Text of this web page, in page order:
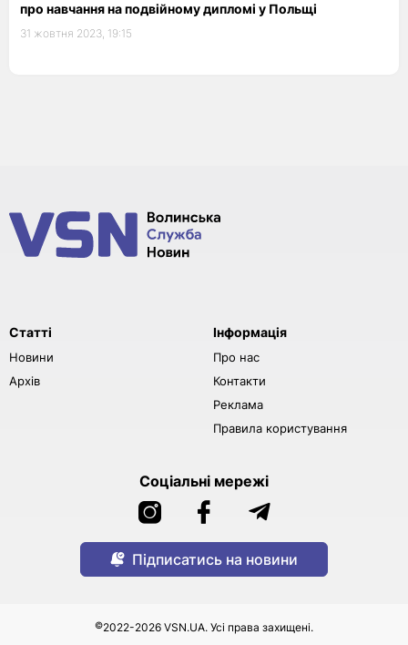
про навчання на подвійному дипломі у Польщі
31 жовтня 2023, 19:15
Статті
Новини
Архів
Інформація
Про нас
Контакти
Реклама
Правила користування
Соціальні мережі
Підписатись на новини
©2022-2026 VSN.UA. Усі права захищені.